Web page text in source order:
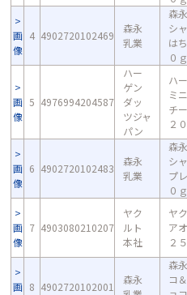
画
像
4 4902720102469
森永
乳業
森
シ
は
０ｇ
画
像
5 4976994204587
ハー
ゲン
ダッ
ツジャ
パン
ハ
ミ
チ
２
画
像
6 4902720102483
森永
乳業
森
シ
プ
０ｇ
画
像
7 4903080210207
ヤク
ルト
本社
ヤ
ア
２
画 8 4902720102001
森永
森
コ